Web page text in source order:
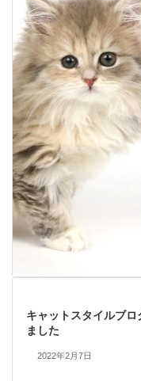
キャットスタイルブロ
ました
2022年2月7日